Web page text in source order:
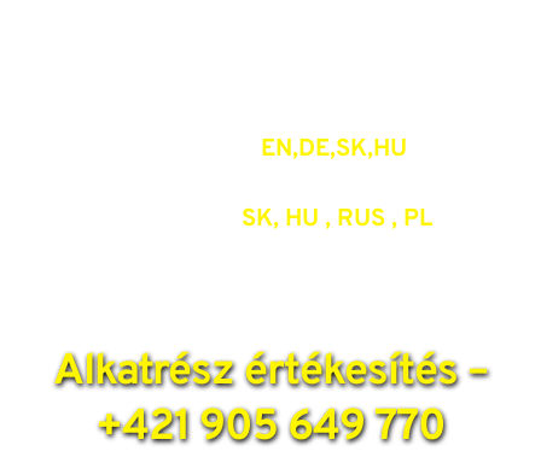
EN,DE,SK,HU/
SK, HU , RUS , PL
Alkatrész értékesítés –
+421 905 649 770